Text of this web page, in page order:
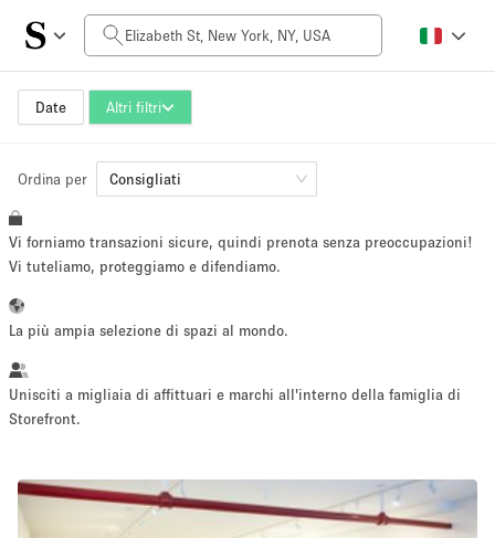
Date Altri filtri
Prezzo al giorno
$0
Dimensioni dello spazio
5000+ sq ft
~ 13 persone
artistico
Ordina per Consigliati
Vi forniamo transazioni sicure, quindi prenota senza preoccupazioni!
Vi tuteliamo, proteggiamo e difendiamo.
La più ampia selezione di spazi al mondo.
Unisciti a migliaia di affittuari e marchi all'interno della famiglia di
Storefront.